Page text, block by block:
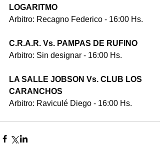
LOGARITMO
Arbitro: Recagno Federico - 16:00 Hs.
C.R.A.R. Vs. PAMPAS DE RUFINO
Arbitro: Sin designar - 16:00 Hs.
LA SALLE JOBSON Vs. CLUB LOS
CARANCHOS
Arbitro: Raviculé Diego - 16:00 Hs.